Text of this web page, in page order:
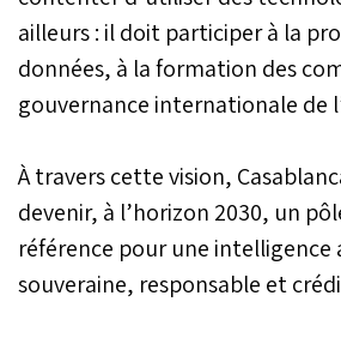
ailleurs : il doit participer à la
données, à la formation des
gouvernance internationale de
À travers cette vision,
devenir, à l’horizon 2030, un
référence pour une intelligence
souveraine, responsable et